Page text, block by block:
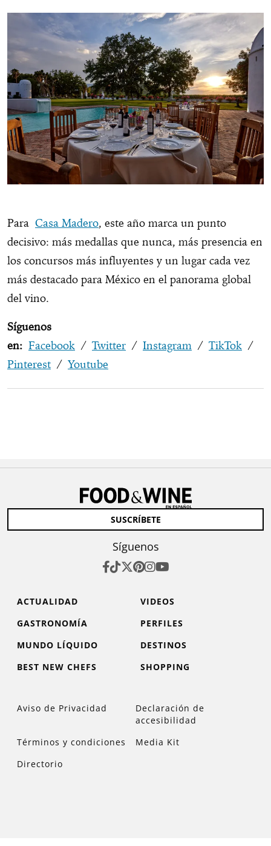
Para Casa Madero, este año marca un punto
decisivo: más medallas que nunca, más presencia en
los concursos más influyentes y un lugar cada vez
más destacado para México en el panorama global
del vino.
Síguenos
en: Facebook / Twitter / Instagram / TikTok /
Pinterest / Youtube
SUSCRÍBETE
Síguenos
ACTUALIDAD
VIDEOS
GASTRONOMÍA
PERFILES
MUNDO LÍQUIDO
DESTINOS
BEST NEW CHEFS
SHOPPING
Aviso de Privacidad
Declaración de
accesibilidad
Términos y condiciones
Media Kit
Directorio